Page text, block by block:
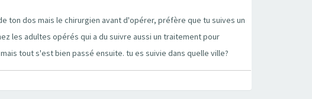
ton dos mais le chirurgien avant d'opérer, préfère que tu suives un
les adultes opérés qui a du suivre aussi un traitement pour
tout s'est bien passé ensuite. tu es suivie dans quelle ville?